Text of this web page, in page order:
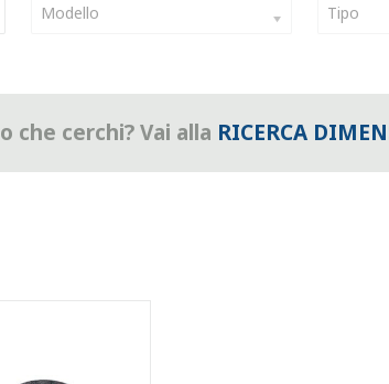
Modello Tipo
che cerchi? Vai alla RICERCA